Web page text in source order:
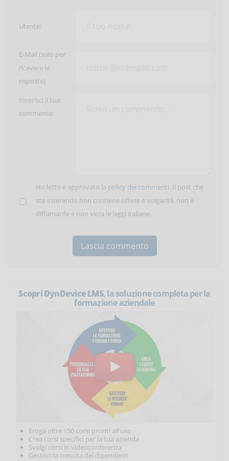
Utente:
E-Mail (solo per
ricevere le
risposte)
Inserisci il tuo
commento:
Ho letto e approvato la policy dei commenti. Il post che
sto inserendo non contiene offese e volgarità, non è
diffamante e non viola le leggi italiane.
Scopri DynDevice LMS, la soluzione completa per la
formazione aziendale
Eroga oltre 150 corsi pronti all'uso
Crea corsi specifici per la tua azienda
Svolgi corsi in videoconferenza
Gestisci la crescita dei dipendenti